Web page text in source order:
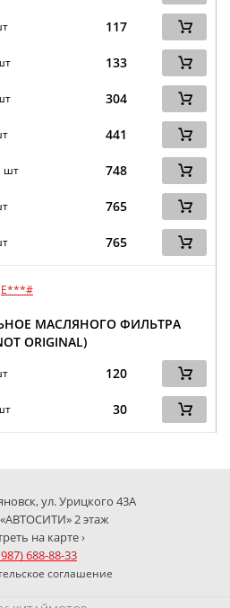
117
133
304
441
шт 748
765
765
E***#
МАСЛЯНОГО ФИЛЬТРА
ORIGINAL)
120
30
ул. Урицкого 43А
2 этаж
на карте ›
688-88-33
соглашение